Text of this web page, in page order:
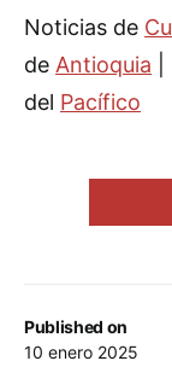
Published on
10 enero 2025
Noticias de
de Antioquia
del Pacífico